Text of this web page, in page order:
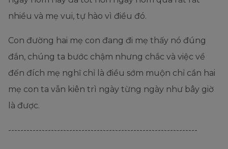
nhiều và mẹ vui, tự hào vì điều đó.
Con đường hai mẹ con đang đi mẹ thấy nó đúng
đắn, chúng ta bước chậm nhưng chắc và việc về
đến đích mẹ nghĩ chỉ là điều sớm muộn chỉ cần hai
mẹ con ta vẫn kiên trì ngày từng ngày như bây giờ
là được.
--------------------------------------------------------------